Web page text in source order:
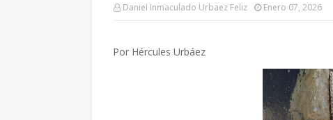
Daniel Inmaculado Urbaez Feliz Enero 07, 2026
Por Hércules Urbáez